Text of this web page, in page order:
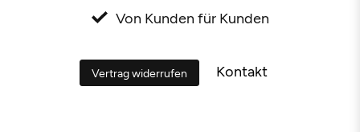
Von Kunden für Kunden
Vertrag widerrufen Kontakt